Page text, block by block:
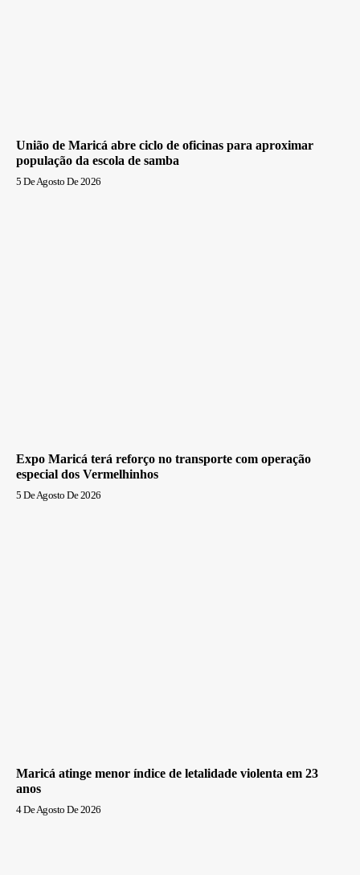
União de Maricá abre ciclo de oficinas para aproximar
população da escola de samba
5 De Agosto De 2026
Expo Maricá terá reforço no transporte com operação
especial dos Vermelhinhos
5 De Agosto De 2026
Maricá atinge menor índice de letalidade violenta em 23
anos
4 De Agosto De 2026